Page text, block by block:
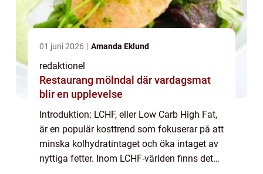
01 juni 2026 Amanda Eklund
redaktionel
Restaurang mölndal där vardagsmat
blir en upplevelse
Introduktion: LCHF, eller Low Carb High Fat,
är en populär kosttrend som fokuserar på att
minska kolhydratintaget och öka intaget av
nyttiga fetter. Inom LCHF-världen finns det